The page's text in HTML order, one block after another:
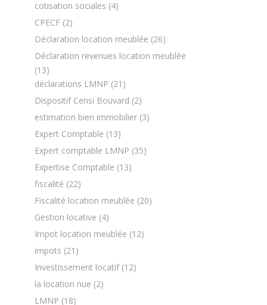
cotisation sociales (4)
CPECF (2)
Déclaration location meublée (26)
Déclaration revenues location meublée
(13)
déclarations LMNP (21)
Dispositif Censi Bouvard (2)
estimation bien immobilier (3)
Expert Comptable (13)
Expert comptable LMNP (35)
Expertise Comptable (13)
fiscalité (22)
Fiscalité location meublée (20)
Gestion locative (4)
Impot location meublée (12)
impots (21)
Investissement locatif(12)
la location nue (2)
LMNP (18)